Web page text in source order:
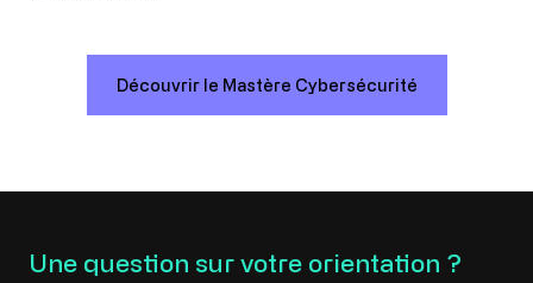
Découvrir le Mastère Cybersécurité
Une question sur votre orientation ?